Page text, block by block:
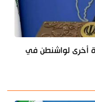
أخرى لواشنطن في